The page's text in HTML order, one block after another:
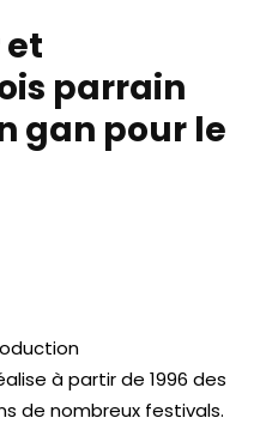
et
parrain
gan pour le
à partir de 1996 des
de nombreux festivals.